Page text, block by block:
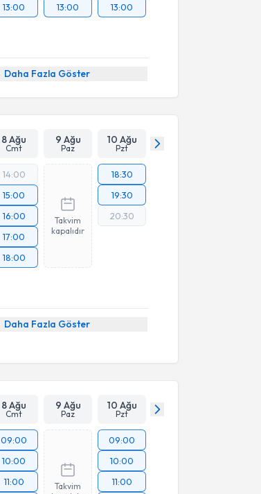
13:00
13:00
13:00
Daha Fazla Göster
8 Ağu
Cmt
9 Ağu
Paz
10 Ağu
Pzt
14:00
15:00
16:00
17:00
18:00
Takvim
kapalıdır
18:30
19:30
20:30
Daha Fazla Göster
8 Ağu
Cmt
9 Ağu
Paz
10 Ağu
Pzt
09:00
10:00
11:00
Takvim
09:00
10:00
11:00